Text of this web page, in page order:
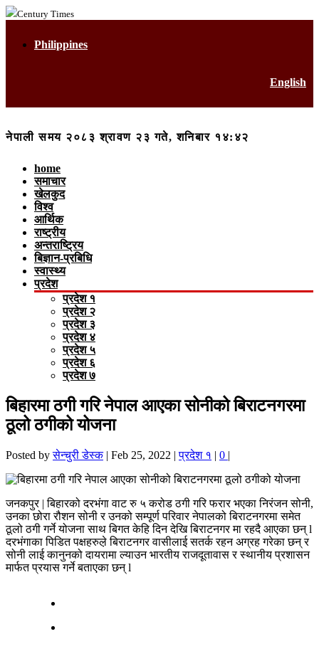
Century Times
Philippines
English
नेपाली समय २०८३ श्रावण २३ गते, शनिबार १४:४२
home
समाचार
खेलकुद
विश्व
आर्थिक
राष्ट्रीय
अन्तराष्ट्रिय
बिज्ञान-प्रबिधि
स्वास्थ्य
प्रदेश
प्रदेश १
प्रदेश २
प्रदेश ३
प्रदेश ४
प्रदेश ५
प्रदेश ६
प्रदेश ७
बिहारमा ठगी गरि नेपाल आएका सोनीको बिराटनगरमा
ठूलो ठगीको योजना
Posted byसेन्चुरी डेस्क| Feb 25, 2022 |प्रदेश १ | 0 |
जनकपुर | बिहारको दरभंगा वाट रु ५ करोड ठगी गरि फरार भएका निरंजन सोनी,
उनका छोरा रौशन सोनी र उनको सम्पूर्ण परिवार नेपालको बिराटनगरमा समेत
ठूलो ठगी गर्ने योजना साथ बिगत केहि दिन देखि बिराटनगर मा रहदै आएका छन् l
दरभंगाका पिडित पक्षहरुल़े बिराटनगर वासीलाई सतर्क रहन अग्रह गरेका छन् र
सोनी लाई कानुनको दायरामा ल्याउन भारतीय राजदूतावास र स्थानीय प्रशासन
मार्फत प्रयास गर्ने बताएका छन् l